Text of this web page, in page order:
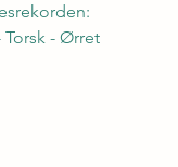
Torsk - Ørret